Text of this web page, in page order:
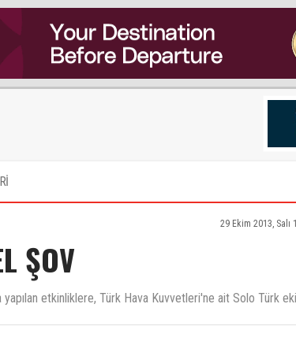
29 Ekim 2013, Salı
ŞOV
yapılan etkinliklere, Türk Hava Kuvvetleri'ne ait Solo Türk